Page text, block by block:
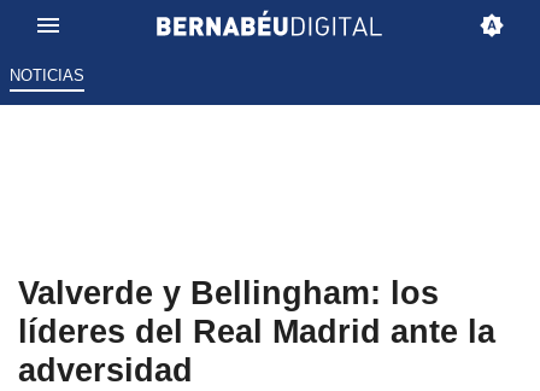
NOTICIAS
Valverde y Bellingham: los
líderes del Real Madrid ante la
adversidad